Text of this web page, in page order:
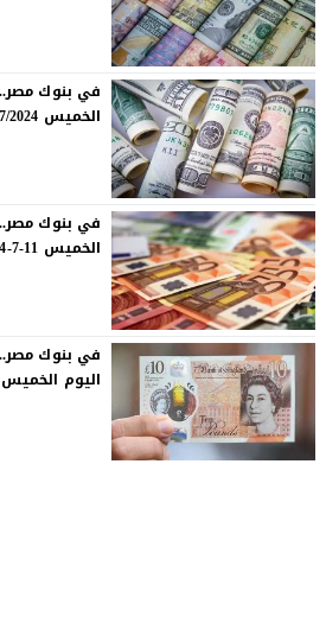
في بنوك مصر..
الخميس 11/7/2024
في بنوك مصر..
الخميس 11-7-2024
في بنوك مصر..
اليوم الخميس 11- 7 – 2024